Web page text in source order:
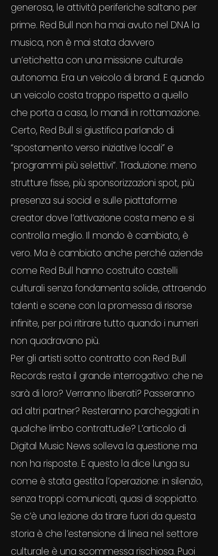
generosa, le attività periferiche saltano per
prime. Red Bull non ha mai avuto nel DNA la
musica, non è mai stata davvero
un’etichetta con una missione culturale
autonoma. Era un veicolo di brand. E quando
un veicolo costa troppo rispetto a quello
che porta a casa, lo mandi in rottamazione.
Certo, Red Bull si giustifica parlando di
“spostamento verso iniziative locali” e
“programmi più selettivi”. Traduzione: meno
strutture fisse, più sponsorizzazioni spot, più
presenza sui social e sulle piattaforme
creator dove l’attivazione costa meno e si
controlla meglio. Il mondo è cambiato, è
vero. Ma è cambiato anche perché aziende
come Red Bull hanno costruito castelli
culturali senza fondamenta solide, attraendo
talenti e scene con la promessa di risorse
infinite, per poi ritirare tutto quando i numeri
non quadravano più.
Per gli artisti sotto contratto con Red Bull
Records resta il grande interrogativo: che ne
sarà di loro? Verranno liberati? Passeranno
ad altri partner? Resteranno parcheggiati in
qualche limbo contrattuale? L’articolo di
Digital Music News solleva la questione ma
non ha risposte. E questo la dice lunga su
come è stata gestita l’operazione: in silenzio,
senza troppi comunicati, quasi di soppiatto.
Se c’è una lezione da tirare fuori da questa
storia è che l’estensione di linea nel settore
culturale è una scommessa rischiosa. Puoi